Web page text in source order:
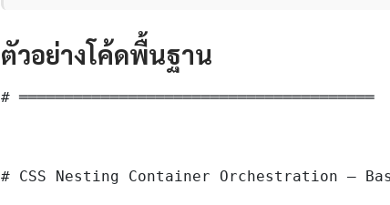
ตัวอย่างโค้ดพื้นฐาน
# ═══════════════════════════════════════
# CSS Nesting Container Orchestration —